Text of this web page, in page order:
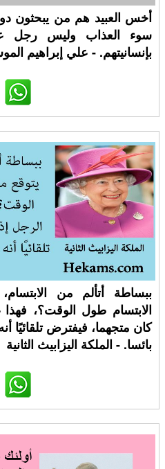
أخس العبيد هم من يبحثون
سوء العذاب وليس رجل
بإنسانيتهم. - علي إبراهيم
ببساطة أتألم من
الابتسام طول الوقت؟،
كان متجهما، فيفترض
بائسا. - الملكة اليزابيث الثانية